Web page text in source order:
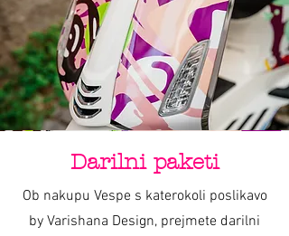
Darilni paketi
Ob nakupu Vespe s katerokoli poslikavo
by Varishana Design, prejmete darilni